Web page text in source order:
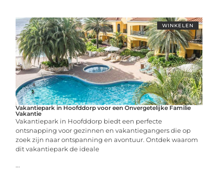
WINKELEN
Vakantiepark in Hoofddorp voor een Onvergetelijke Familie
Vakantie
Vakantiepark in Hoofddorp biedt een perfecte
ontsnapping voor gezinnen en vakantiegangers die op
zoek zijn naar ontspanning en avontuur. Ontdek waarom
dit vakantiepark de ideale
...